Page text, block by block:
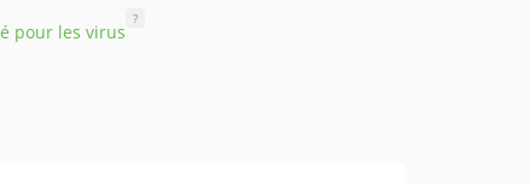
pour les virus
?